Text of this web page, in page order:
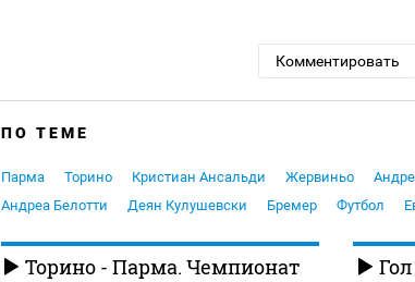
Комментировать
ПО ТЕМЕ
Парма Торино Кристиан Ансальди Жервиньо
Андреа Белотти
Деян Кулушевски Бремер Футбол
Торино - Парма. Чемпионат